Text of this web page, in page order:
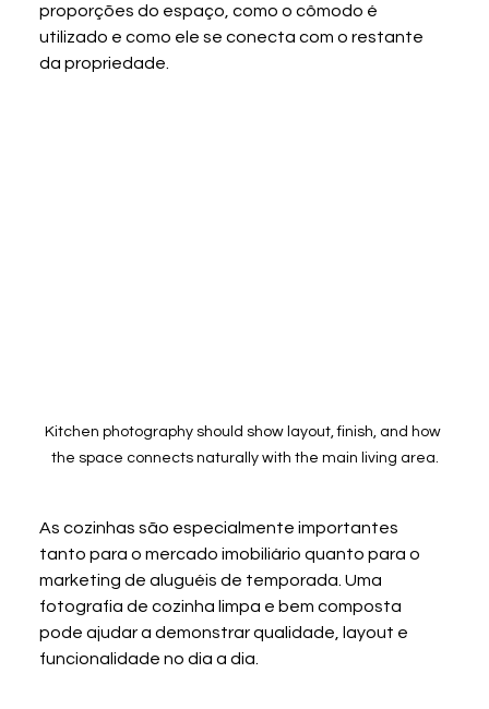
proporções do espaço, como o cômodo é
utilizado e como ele se conecta com o restante
da propriedade.
Kitchen photography should show layout, finish, and how
the space connects naturally with the main living area.
As cozinhas são especialmente importantes
tanto para o mercado imobiliário quanto para o
marketing de aluguéis de temporada. Uma
fotografia de cozinha limpa e bem composta
pode ajudar a demonstrar qualidade, layout e
funcionalidade no dia a dia.